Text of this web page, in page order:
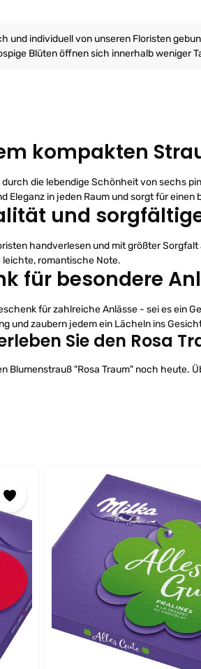
und individuell von unseren Floristen
Blüten öffnen sich innerhalb weniger
kompakten
die lebendige Schönheit von sechs
Eleganz in jeden Raum und sorgt für einen
und
handverlesen und mit größter
leichte, romantische Note.
für besondere
für zahlreiche Anlässe - sei es ein
und zaubern jedem ein Lächeln ins
Sie den Rosa
Blumenstrauß "Rosa Traum" noch